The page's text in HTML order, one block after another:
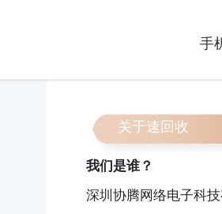
手
关于速回收
我们是谁？
深圳协腾网络电子科